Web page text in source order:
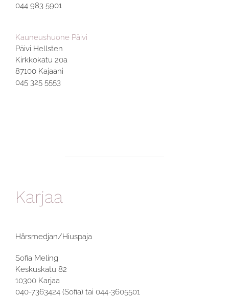
044 983 5901
Kauneushuone Päivi
Päivi Hellsten
Kirkkokatu 20a
87100 Kajaani
045 325 5553
Karjaa
Hårsmedjan/Hiuspaja
Sofia Meling
Keskuskatu 82
10300 Karjaa
040-7363424 (Sofia) tai 044-3605501